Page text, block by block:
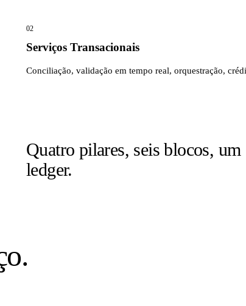
02
Serviços Transacionais
Conciliação, validação em tempo real, orquestração,
Quatro pilares, seis blocos, um
ledger.